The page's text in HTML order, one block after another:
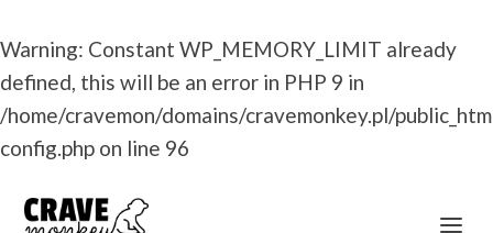
Warning: Constant WP_MEMORY_LIMIT already
defined, this will be an error in PHP 9 in
/home/cravemon/domains/cravemonkey.pl/
config.php on line 96